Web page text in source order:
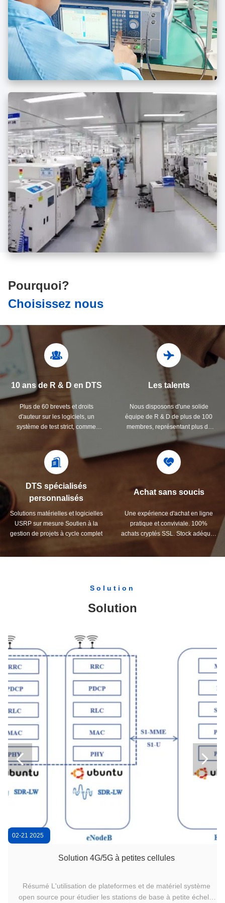
Pourquoi?
Choisissez nous
10 ans de R & D en DTS
Plus de 60 brevets et droits
d'auteur sur les logiciels, un
système de test strict, comme
Les talents
Nous disposons d'une solide
équipe de R & D de plus de 100
membres, représentant plus de
45% de notre main-d'œuvre,
soutenue par un service à la
clientèle 24/7/365
DTS spécialisés
personnalisés
Solutions matérielles et logicielles
USRP sur mesure Soutien à la
gestion de projets à cycle complet
Achat sans soucis
Une expérience d'achat en ligne
pratique et conviviale. 100%
achats cryptés SSL. Stock adéquat,
Solution
Solution
02-21 2025
Solution 4G/5G à petites cellules
Résumé L'utilisation de plateformes et de matériel système
open source pour étudier les stations de base à petite échelle
 